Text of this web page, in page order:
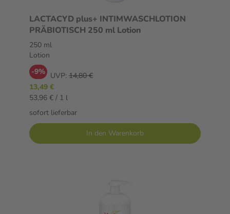
LACTACYD plus+ INTIMWASCHLOTION
PRÄBIOTISCH 250 ml Lotion
250 ml
Lotion
-9% UVP: 14,80 €
13,49 €
53,96 € / 1 l
sofort lieferbar
In den Warenkorb